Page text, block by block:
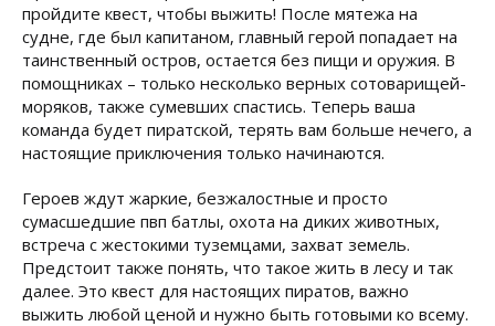
пройдите квест, чтобы выжить! После мятежа на
судне, где был капитаном, главный герой попадает на
таинственный остров, остается без пищи и оружия. В
помощниках – только несколько верных сотоварищей-
моряков, также сумевших спастись. Теперь ваша
команда будет пиратской, терять вам больше нечего, а
настоящие приключения только начинаются.
Героев ждут жаркие, безжалостные и просто
сумасшедшие пвп батлы, охота на диких животных,
встреча с жестокими туземцами, захват земель.
Предстоит также понять, что такое жить в лесу и так
далее. Это квест для настоящих пиратов, важно
выжить любой ценой и нужно быть готовыми ко всему.